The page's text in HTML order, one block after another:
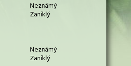
Neznámý
Zaniklý
Neznámý
Zaniklý